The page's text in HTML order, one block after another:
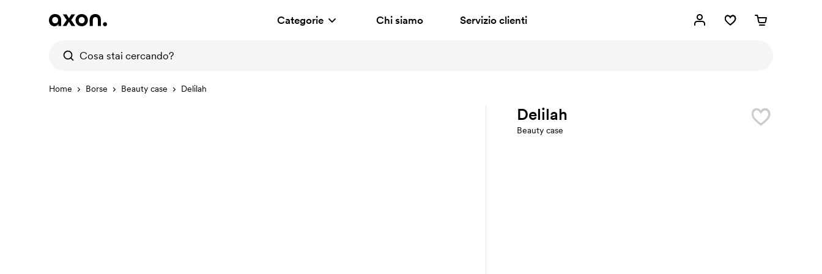
Categorie Chi siamo Servizio clienti
Home Borse Beauty case Delilah
Delilah
Beauty case